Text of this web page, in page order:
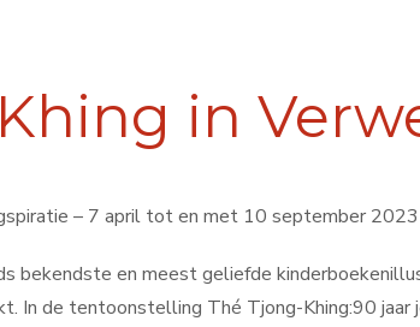
in
– 7 april tot en met 10 september 2023
bekendste en meest geliefde
In de tentoonstelling Thé Tjong-Khing:90